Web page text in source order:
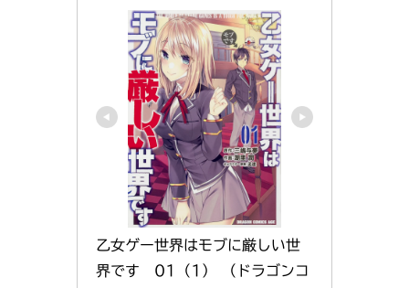
乙女ゲー世界はモブに厳しい世
界です　01（1） （ドラゴンコ